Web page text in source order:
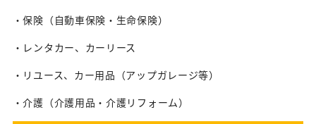
・保険（自動車保険・生命保険）
・レンタカー、カーリース
・リユース、カー用品（アップガレージ等）
・介護（介護用品・介護リフォーム）